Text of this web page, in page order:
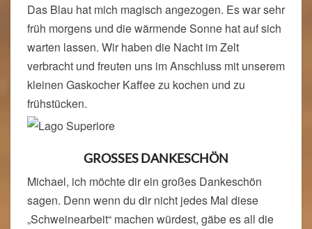
Das Blau hat mich magisch angezogen. Es war sehr
früh morgens und die wärmende Sonne hat auf sich
warten lassen. Wir haben die Nacht im Zelt
verbracht und freuten uns im Anschluss mit unserem
kleinen Gaskocher Kaffee zu kochen und zu
frühstücken.
GROSSES DANKESCHÖN
Michael, ich möchte dir ein großes Dankeschön
sagen. Denn wenn du dir nicht jedes Mal diese
„Schweinearbeit“ machen würdest, gäbe es all die